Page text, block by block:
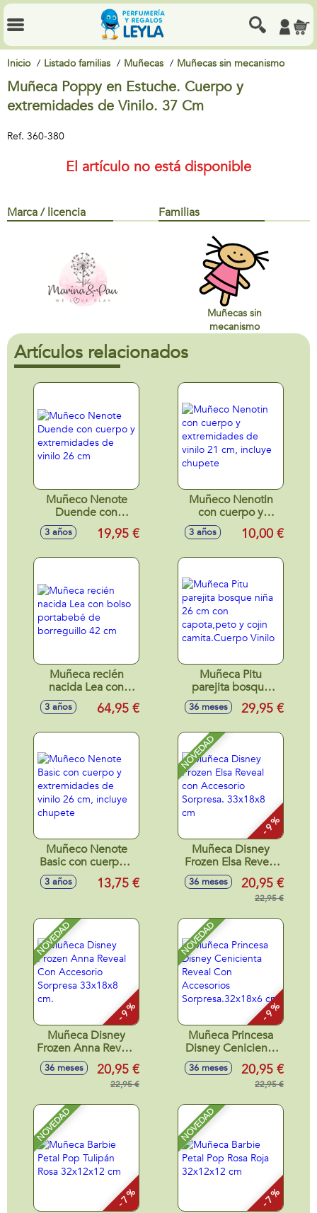
Inicio Listado familias Muñecas Muñecas sin mecanismo
Muñeca Poppy en Estuche. Cuerpo y
extremidades de Vinilo. 37 Cm
Ref. 360-380
El artículo no está disponible
Marca / licencia Familias
Muñecas sin
mecanismo
Artículos relacionados
Muñeco Nenote
Duende con
cuerpo y
extremidades de
3 años 19,95 €
Muñeco Nenotin
con cuerpo y
extremidades de
vinilo 21 cm,
3 años 10,00 €
Muñeca recién
nacida Lea con
bolso portabebé
de borreguillo 42
3 años 64,95 €
Muñeca Pitu
parejita bosque
niña 26 cm con
capota,peto y cojin
Vinilo
36 meses 29,95 €
Muñeco Nenote
Basic con cuerpo y
extremidades de
vinilo 26 cm,
3 años 13,75 €
NOVEDAD
- 9 %
Muñeca Disney
Frozen Elsa Reveal
con Accesorio
Sorpresa. 33x18x8
36 meses 20,95 €
22,95 €
NOVEDAD
- 9 %
Muñeca Disney
Frozen Anna Reveal
Con Accesorio
Sorpresa 33x18x8
36 meses 20,95 €
22,95 €
NOVEDAD
- 9 %
Muñeca Princesa
Disney Cenicienta
Reveal Con
Accesorios
Sorpresa.32x18x6
36 meses 20,95 €
22,95 €
NOVEDAD
- 7 %
NOVEDAD
- 7 %